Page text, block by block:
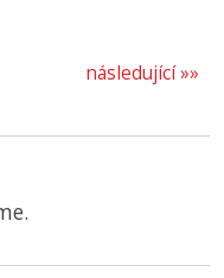
následující »»